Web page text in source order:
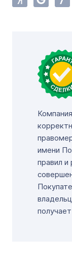
имени
правил и